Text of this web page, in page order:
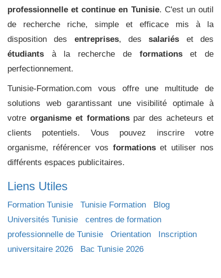
professionnelle et continue en Tunisie. C'est un outil
de recherche riche, simple et efficace mis à la
disposition des entreprises, dessalariés et des
étudiants à la recherche de formationset de
perfectionnement.
Tunisie-Formation.com vous offre une multitude de
solutions web garantissant une visibilité optimale à
votre organisme et formationspar des acheteurs et
clients potentiels. Vous pouvez inscrire votre
organisme, référencer vos formationset utiliser nos
différents espaces publicitaires.
Liens Utiles
Formation Tunisie Tunisie Formation
Blog
Universités Tunisie
centres de formation
professionnelle de Tunisie
Orientation
Inscription
universitaire 2026
Bac Tunisie 2026